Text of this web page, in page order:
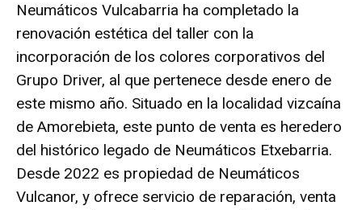
Neumáticos Vulcabarria ha completado la
renovación estética del taller con la
incorporación de los colores corporativos del
Grupo Driver, al que pertenece desde enero de
este mismo año. Situado en la localidad vizcaína
de Amorebieta, este punto de venta es heredero
del histórico legado de Neumáticos Etxebarria.
Desde 2022 es propiedad de Neumáticos
Vulcanor, y ofrece servicio de reparación, venta